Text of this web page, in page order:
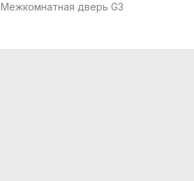
Межкомнатная дверь G3